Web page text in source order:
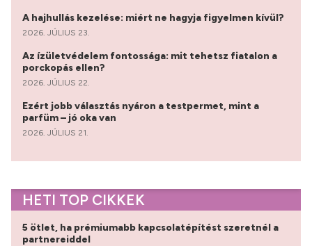
A hajhullás kezelése: miért ne hagyja figyelmen kívül?
2026. JÚLIUS 23.
Az ízületvédelem fontossága: mit tehetsz fiatalon a
porckopás ellen?
2026. JÚLIUS 22.
Ezért jobb választás nyáron a testpermet, mint a
parfüm – jó oka van
2026. JÚLIUS 21.
HETI TOP CIKKEK
5 ötlet, ha prémiumabb kapcsolatépítést szeretnél a
partnereiddel